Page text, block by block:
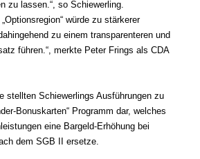
zu lassen.“, so Schiewerling.
würde zu stärkerer
zu einem transparenteren und
führen.“, merkte Peter Frings als CDA
stellten Schiewerlings Ausführungen zu
Bonuskarten“ Programm dar, welches
eine Bargeld-Erhöhung bei
dem SGB II ersetze.